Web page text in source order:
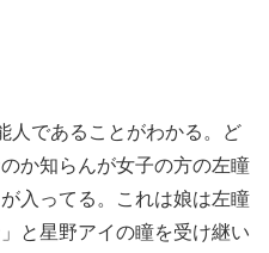
人であることがわかる。ど
か知らんが女子の方の左瞳
入ってる。これは娘は左瞳
と星野アイの瞳を受け継い